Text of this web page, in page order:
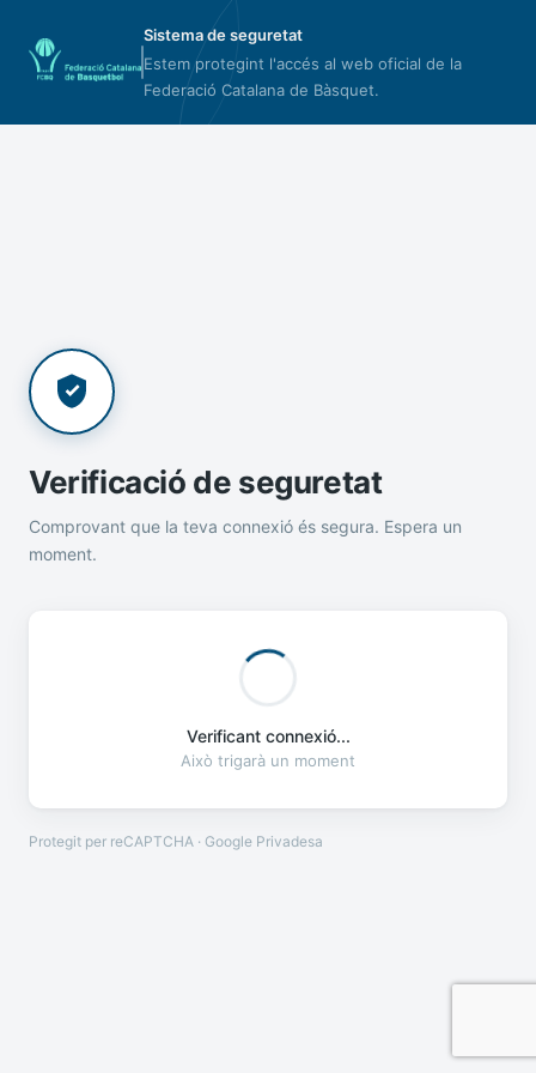
Sistema de seguretat
Estem protegint l'accés al web oficial de la
Federació Catalana de Bàsquet.
Verificació de seguretat
Comprovant que la teva connexió és segura. Espera un
moment.
Verificant connexió...
Això trigarà un moment
Protegit per reCAPTCHA · Google Privadesa